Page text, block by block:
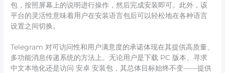
包，按照屏幕上的说明进行操作，然后完成安装即可。此外，该
平台的灵活性意味着用户在安装语言包后可以轻松地在各种语言
设置之间切换。
Telegram 对可访问性和用户满意度的承诺体现在其提供高质量、
多功能消息传递系统的方法上。无论用户是下载 PC 版本、寻求
中文本地化还是访问 安卓 安装包，其总体目标始终不变——提供